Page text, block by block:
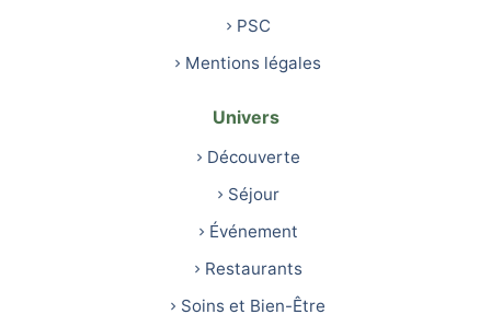
PSC
Mentions légales
Univers
Découverte
Séjour
Événement
Restaurants
Soins et Bien-Être